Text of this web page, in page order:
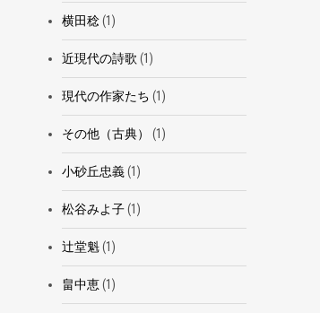
横田稔(1)
近現代の詩歌 (1)
現代の作家たち (1)
その他（古典） (1)
小砂丘忠義(1)
松谷みよ子(1)
辻堂魁(1)
畠中恵(1)